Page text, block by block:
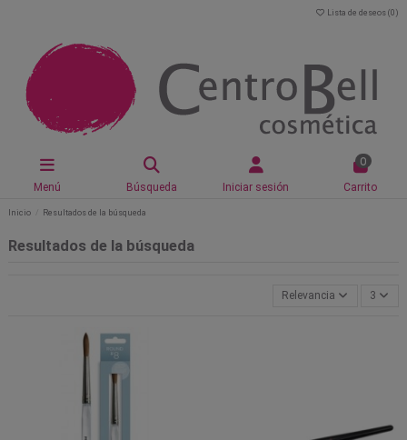
Lista de deseos (0 )
Menú Búsqueda Iniciar sesión
0
Carrito
Inicio Resultados de la búsqueda
Resultados de la búsqueda
Relevancia 3